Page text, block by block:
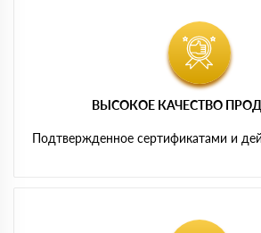
ВЫСОКОЕ КАЧЕСТВО
Подтвержденное сертификатами и